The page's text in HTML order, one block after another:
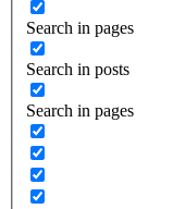
Search in pages
Search in posts
Search in pages